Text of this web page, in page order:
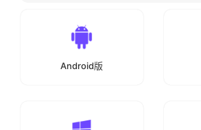
Android版